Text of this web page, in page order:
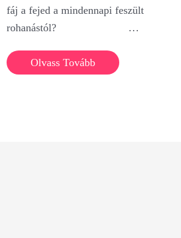
fáj a fejed a mindennapi feszült
rohanástól? …
Hogyan
Olvass Tovább